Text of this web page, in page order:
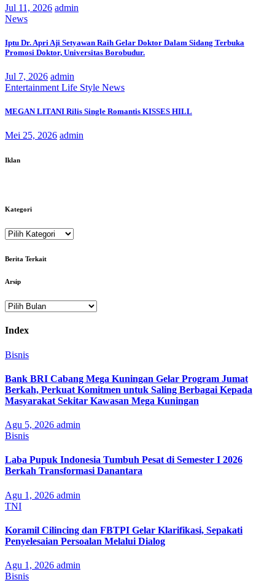
Jul 11, 2026 admin
News
Iptu Dr. Apri Aji Setyawan Raih Gelar Doktor Dalam Sidang Terbuka
Promosi Doktor, Universitas Borobudur.
Jul 7, 2026 admin
Entertainment Life Style News
MEGAN LITANI Rilis Single Romantis KISSES HILL
Mei 25, 2026 admin
Iklan
Kategori
Kategori
Berita Terkait
Arsip
Arsip
Index
Bisnis
Bank BRI Cabang Mega Kuningan Gelar Program Jumat
Berkah, Perkuat Komitmen untuk Saling Berbagai Kepada
Masyarakat Sekitar Kawasan Mega Kuningan
Agu 5, 2026 admin
Bisnis
Laba Pupuk Indonesia Tumbuh Pesat di Semester I 2026
Berkah Transformasi Danantara
Agu 1, 2026 admin
TNI
Koramil Cilincing dan FBTPI Gelar Klarifikasi, Sepakati
Penyelesaian Persoalan Melalui Dialog
Agu 1, 2026 admin
Bisnis